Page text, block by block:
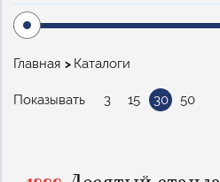
Строка
Главная Каталоги
Показывать 3 15 30 50